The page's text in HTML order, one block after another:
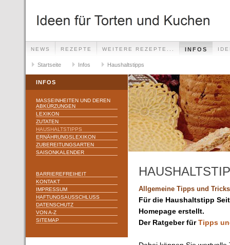
NEWS REZEPTE WEITERE REZEPTE... INFOS
Startseite Infos Haushaltstipps
INFOS
MASSEINHEITEN UND DEREN A
BKÜRZUNGEN
LEXIKON
ZUTATEN
HAUSHALTSTIPPS
ERNÄHRUNGSLEXIKON
ZUBEREITUNGSARTEN
SAISONKALENDER
BARRIEREFREIHEIT
KONTAKT
IMPRESSUM
HAFTUNGSAUSSCHLUSS
DATENSCHUTZ
VON A-Z
SITEMAP
Allgemeine Tipps und Tricks
Für die Haushaltstipp
Homepage erstellt.
Der Ratgeber für Tipps